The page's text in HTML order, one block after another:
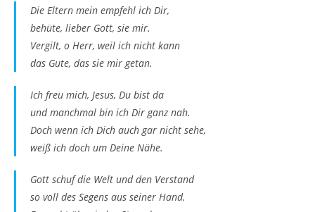
Die Eltern mein empfehl ich Dir,
behüte, lieber Gott, sie mir.
Vergilt, o Herr, weil ich nicht kann
das Gute, das sie mir getan.
Ich freu mich, Jesus, Du bist da
und manchmal bin ich Dir ganz nah.
Doch wenn ich Dich auch gar nicht sehe,
weiß ich doch um Deine Nähe.
Gott schuf die Welt und den Verstand
so voll des Segens aus seiner Hand.